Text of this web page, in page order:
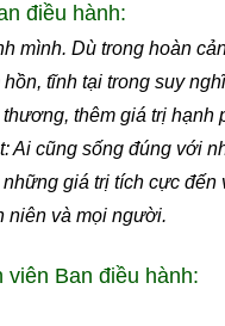
điều hành:
mình. Dù trong hoàn
tĩnh tại trong suy
thêm giá trị
Ai cũng sống đúng với
giá trị tích cực
niên và mọi người.
Ban điều hành: